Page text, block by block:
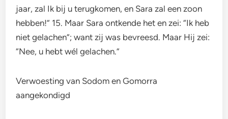
jaar, zal Ik bij u terugkomen, en Sara zal een zoon
hebben!” 15. Maar Sara ontkende het en zei: “Ik heb
niet gelachen”; want zij was bevreesd. Maar Hij zei:
“Nee, u hebt wél gelachen.”
Verwoesting van Sodom en Gomorra
aangekondigd